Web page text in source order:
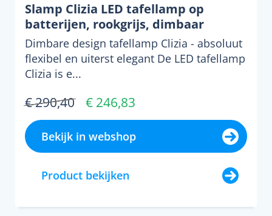
Slamp Clizia LED tafellamp op
batterijen, rookgrijs, dimbaar
Dimbare design tafellamp Clizia - absoluut
flexibel en uiterst elegant De LED tafellamp
Clizia is e...
€ 290,40 € 246,83
Bekijk in webshop
Product bekijken